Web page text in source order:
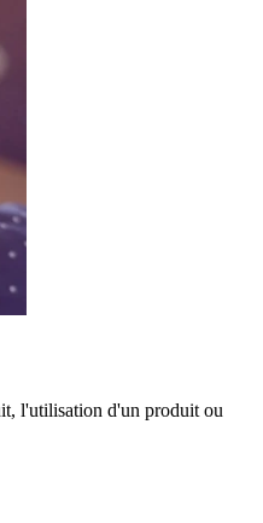
l'utilisation d'un produit ou